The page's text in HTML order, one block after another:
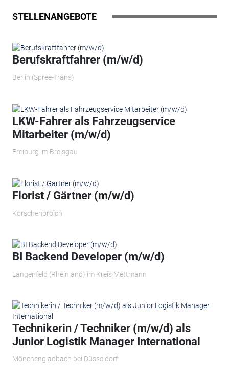
STELLENANGEBOTE
Berufskraftfahrer (m/w/d)
Berlin (Spree-Trans)
LKW-Fahrer als Fahrzeugservice
Mitarbeiter (m/w/d)
Freiburg im Breisgau
Florist / Gärtner (m/w/d)
Korschenbroich
BI Backend Developer (m/w/d)
Langenfeld (Rheinland) im Kreis Mettmann
Technikerin / Techniker (m/w/d) als
Junior Logistik Manager International
Mönchengladbach bei Düsseldorf